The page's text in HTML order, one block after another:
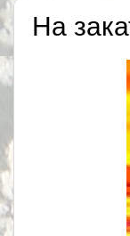
На